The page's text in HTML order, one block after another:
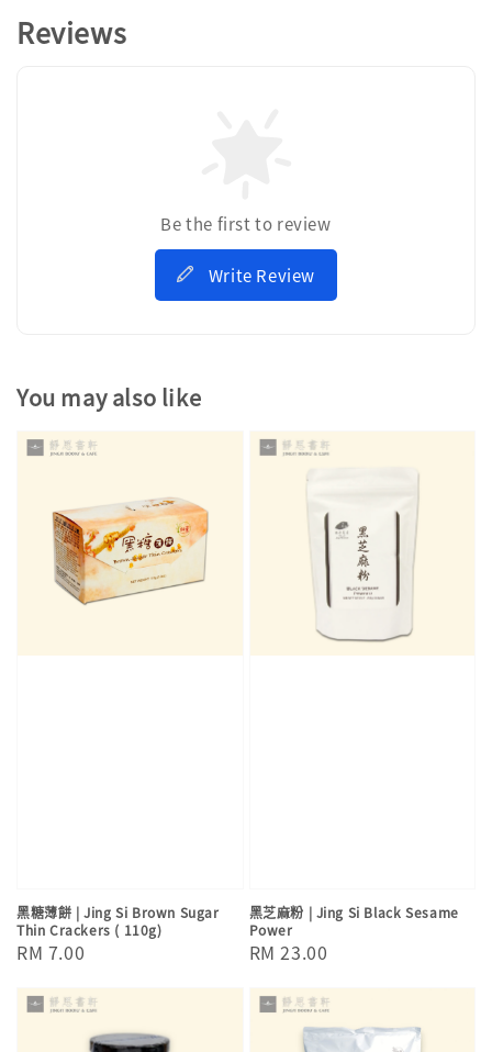
Reviews
Be the first to review
Write Review
You may also like
黑糖薄餅 | Jing Si Brown Sugar
Thin Crackers ( 110g)
Regular
RM 7.00
黑芝麻粉 | Jing Si Black Sesame
Power
Regular
RM 23.00